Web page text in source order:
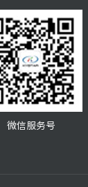
微信服务号